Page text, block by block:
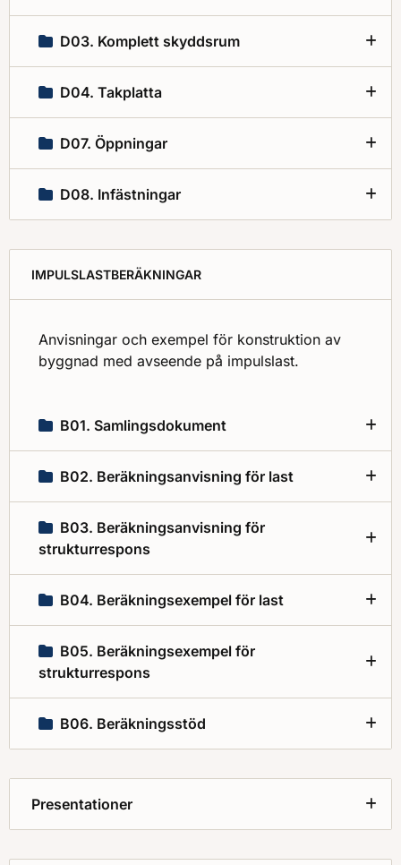
D03. Komplett skyddsrum
D04. Takplatta
D07. Öppningar
D08. Infästningar
IMPULSLASTBERÄKNINGAR
Anvisningar och exempel för konstruktion av
byggnad med avseende på impulslast.
B01. Samlingsdokument
B02. Beräkningsanvisning för last
B03. Beräkningsanvisning för
strukturrespons
B04. Beräkningsexempel för last
B05. Beräkningsexempel för
strukturrespons
B06. Beräkningsstöd
Presentationer